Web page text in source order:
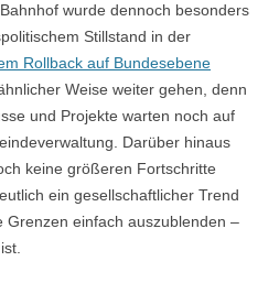
wurde dennoch besonders
Stillstand in der
Rollback auf Bundesebene
Weise weiter gehen, denn
und Projekte warten noch auf
Darüber hinaus
keine größeren Fortschritte
ein gesellschaftlicher Trend
Grenzen einfach auszublenden –